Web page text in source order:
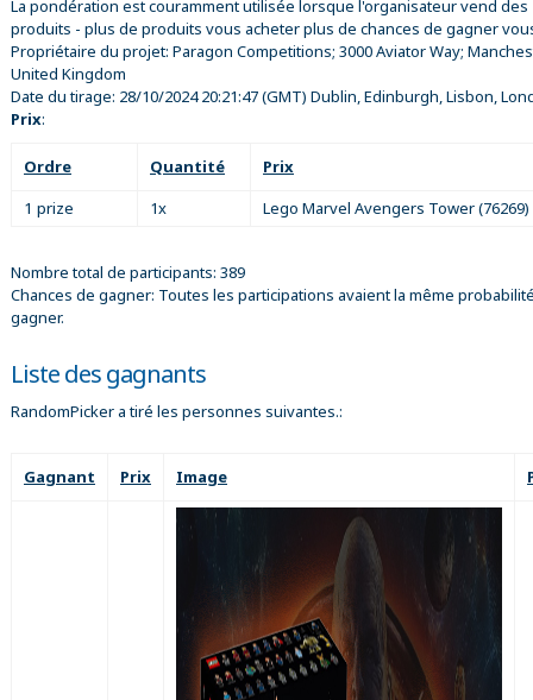
La pondération est couramment utilisée lorsque l'organisateur vend des
produits - plus de produits vous acheter plus de chances de gagner
Propriétaire du projet: Paragon Competitions; 3000 Aviator Way;
United Kingdom
Date du tirage: 28/10/2024 20:21:47(GMT) Dublin, Edinburgh, Lisbon,
Prix:
Ordre Quantité
Prix
1 prize
1x Lego Marvel Avengers Tower (76269)
Nombre total de participants: 389
Chances de gagner: Toutes les participations avaient la même
gagner.
Liste des gagnants
RandomPicker a tiré les personnes suivantes.:
Gagnant Prix Image